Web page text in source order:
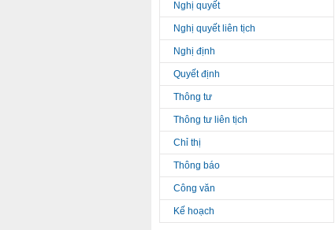
Nghị quyết
Nghị quyết liên tịch
Nghị định
Quyết định
Thông tư
Thông tư liên tịch
Chỉ thị
Thông báo
Công văn
Kế hoạch